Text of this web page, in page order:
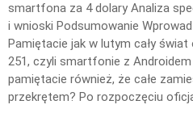
smartfona za 4 dolary Analiza
i wnioski Podsumowanie
Pamiętacie jak w lutym cały
251, czyli smartfonie z Androidem
pamiętacie również, że całe
przekrętem? Po rozpoczęciu